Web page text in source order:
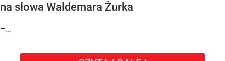
na słowa Waldemara Żurka
–...